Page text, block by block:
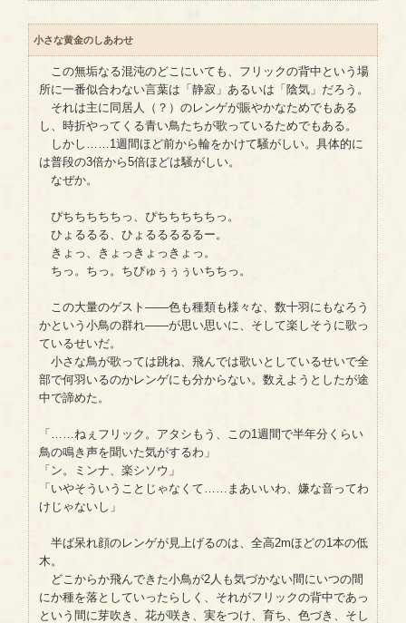
小さな黄金のしあわせ
この無垢なる混沌のどこにいても、フリックの背中という場
所に一番似合わない言葉は「静寂」あるいは「陰気」だろう。
それは主に同居人（？）のレンゲが賑やかなためでもある
し、時折やってくる青い鳥たちが歌っているためでもある。
しかし……1週間ほど前から輪をかけて騒がしい。具体的に
は普段の3倍から5倍ほどは騒がしい。
なぜか。
ぴちちちちちっ、ぴちちちちちっ。
ひょるるる、ひょるるるるるー。
きょっ、きょっきょっきょっ。
ちっ。ちっ。ちぴゅぅぅぅいちちっ。
この大量のゲスト――色も種類も様々な、数十羽にもなろう
かという小鳥の群れ――が思い思いに、そして楽しそうに歌っ
ているせいだ。
小さな鳥が歌っては跳ね、飛んでは歌いとしているせいで全
部で何羽いるのかレンゲにも分からない。数えようとしたが途
中で諦めた。
「……ねぇフリック。アタシもう、この1週間で半年分くらい
鳥の鳴き声を聞いた気がするわ」
「ン。ミンナ、楽シソウ」
「いやそういうことじゃなくて……まあいいわ、嫌な音ってわ
けじゃないし」
半ば呆れ顔のレンゲが見上げるのは、全高2mほどの1本の低
木。
どこからか飛んできた小鳥が2人も気づかない間にいつの間
にか種を落としていったらしく、それがフリックの背中であっ
という間に芽吹き、花が咲き、実をつけ、育ち、色づき、そし